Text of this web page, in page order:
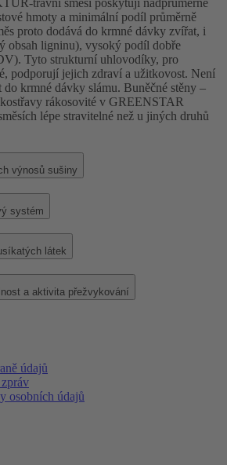
travní směsi poskytují nadprůměrně
hmoty a minimální podíl průměrně
proto dodává do krmné dávky zvířat, i
obsah ligninu), vysoký podíl dobře
Tyto strukturní uhlovodíky, pro
podporují jejich zdraví a užitkovost. Není
krmné dávky slámu. Buněčné stěny –
rákosovité v GREENSTAR
lépe stravitelné než u jiných druhů
výnosů sušiny
systém
látek
a aktivita přežvykování
údajů
osobních údajů